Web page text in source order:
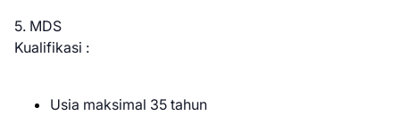
5. MDS
Kualifikasi :
Usia maksimal 35 tahun